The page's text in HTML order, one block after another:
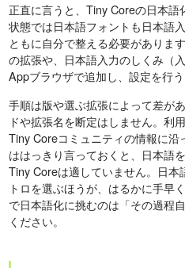
正直に言うと、Tiny Coreの日本
状態では日本語フォントも日本語
ともに自分で整える必要がありま
の拡張や、日本語入力のしくみ（
Appブラウザで追加し、設定を行
手順は版や選ぶ拡張によって差が
ドや拡張名を断定はしません。利
Tiny Coreコミュニティの情報に沿
ははっきり言っておくと、日本語
Tiny Coreは適していません。日本
トロを選ぶほうが、はるかに手早
で日本語化に挑むのは「その過程
ください。